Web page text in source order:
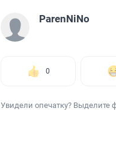
ParenNiNo
0
Увидели опечатку? Выделите